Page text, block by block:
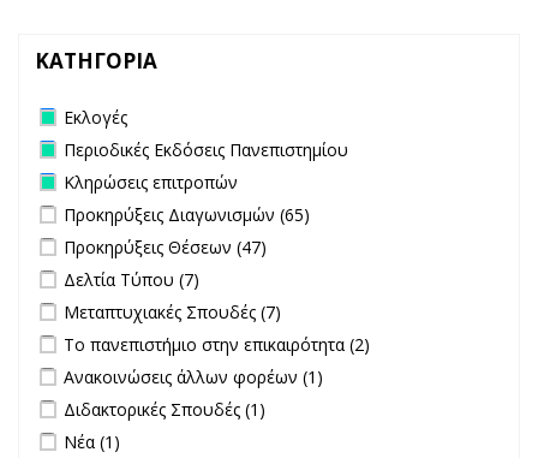
ΚΑΤΗΓΟΡΙΑ
Remove Εκλογές filter
Εκλογές
Remove Περιοδικές Εκδόσεις Πανεπιστημίου filter
Περιοδικές Εκδόσεις Πανεπιστημίου
Remove Κληρώσεις επιτροπών filter
Κληρώσεις επιτροπών
Apply Προκηρύξεις Διαγωνισμών filter
Προκηρύξεις Διαγωνισμών (65)
Apply Προκηρύξεις Θέσεων filter
Προκηρύξεις Θέσεων (47)
Apply Δελτία Τύπου filter
Δελτία Τύπου (7)
Apply Μεταπτυχιακές Σπουδές filter
Μεταπτυχιακές Σπουδές (7)
Apply Το πανεπιστήμιο στην επικαιρότητα filter
Το πανεπιστήμιο στην επικαιρότητα (2)
Apply Ανακοινώσεις άλλων φορέων filter
Ανακοινώσεις άλλων φορέων (1)
Apply Διδακτορικές Σπουδές filter
Διδακτορικές Σπουδές (1)
Apply Νέα filter
Νέα (1)